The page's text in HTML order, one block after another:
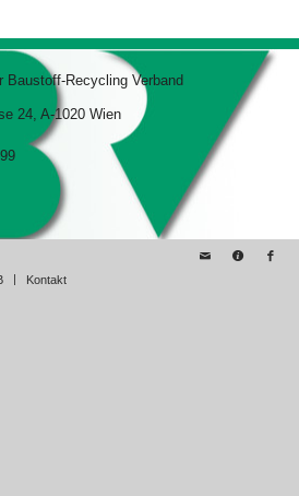
Baustoff-Recycling Verband
24, A-1020 Wien
Kontakt